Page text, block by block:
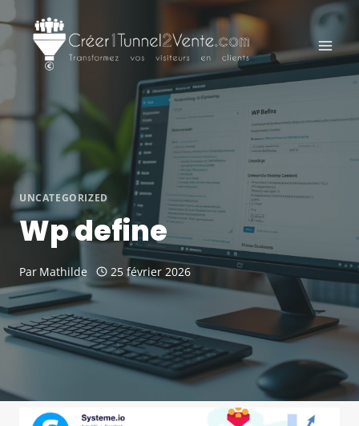
au
contenu
UNCATEGORIZED
Wp define
Par Mathilde 25 février 2026